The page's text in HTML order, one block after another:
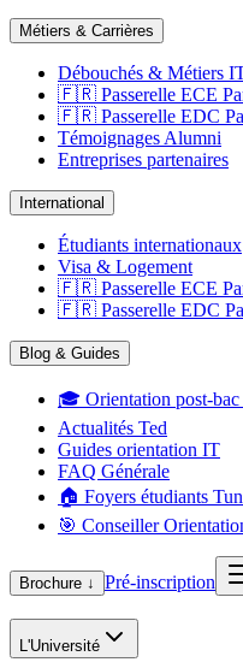
Métiers & Carrières
Débouchés & Métiers
🇫🇷 Passerelle ECE
🇫🇷 Passerelle EDC
Témoignages Alumni
Entreprises partenaires
International
Étudiants internationaux
Visa & Logement
🇫🇷 Passerelle ECE
🇫🇷 Passerelle EDC
Blog & Guides
🎓 Orientation post-bac
Actualités Ted
Guides orientation IT
FAQ Générale
🏠 Foyers étudiants
🎯 Conseiller
Brochure ↓ Pré-inscription
L'Université